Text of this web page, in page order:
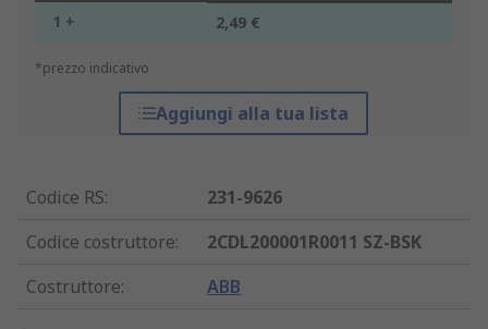
1 + 2,49 €
*prezzo indicativo
Aggiungi alla tua lista
Codice RS:
231-9626
Codice costruttore:
2CDL200001R0011 SZ-BSK
Costruttore: ABB